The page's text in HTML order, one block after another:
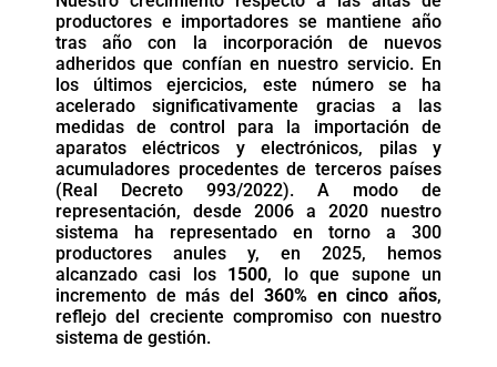
productores e importadores se mantiene año
tras año con la incorporación de nuevos
adheridos que confían en nuestro servicio. En
los últimos ejercicios, este número se ha
acelerado significativamente gracias a las
medidas de control para la importación de
aparatos eléctricos y electrónicos, pilas y
acumuladores procedentes de terceros países
(Real Decreto 993/2022). A modo de
representación, desde 2006 a 2020 nuestro
sistema ha representado en torno a 300
productores anules y, en 2025, hemos
alcanzado casi los 1500, lo que supone un
incremento de más del 360% en cinco años,
reflejo del creciente compromiso con nuestro
sistema de gestión.